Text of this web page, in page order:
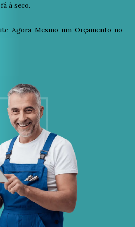
à seco.
Agora Mesmo um Orçamento no